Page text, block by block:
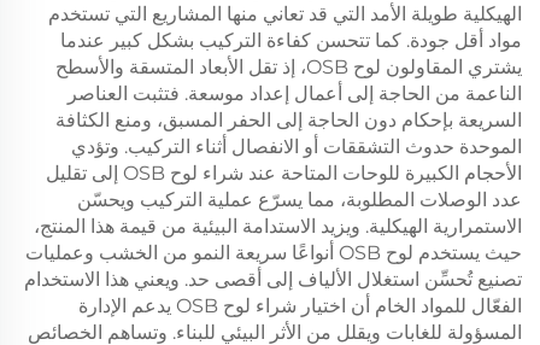
الهيكلية طويلة الأمد التي قد تعاني منها المشاريع التي تستخدم
مواد أقل جودة. كما تتحسن كفاءة التركيب بشكل كبير عندما
يشتري المقاولون لوح OSB، إذ تقل الأبعاد المتسقة والأسطح
الناعمة من الحاجة إلى أعمال إعداد موسعة. فتثبت العناصر
السريعة بإحكام دون الحاجة إلى الحفر المسبق، ومنع الكثافة
الموحدة حدوث التشققات أو الانفصال أثناء التركيب. وتؤدي
الأحجام الكبيرة للوحات المتاحة عند شراء لوح OSB إلى تقليل
عدد الوصلات المطلوبة، مما يسرّع عملية التركيب ويحسّن
الاستمرارية الهيكلية. ويزيد الاستدامة البيئية من قيمة هذا المنتج،
حيث يستخدم لوح OSB أنواعًا سريعة النمو من الخشب وعمليات
تصنيع تُحسِّن استغلال الألياف إلى أقصى حد. ويعني هذا الاستخدام
الفعّال للمواد الخام أن اختيار شراء لوح OSB يدعم الإدارة
المسؤولة للغابات ويقلل من الأثر البيئي للبناء. وتساهم الخصائص